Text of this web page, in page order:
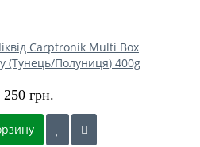
Carptronik Multi Box
(Тунець/Полуниця) 400g
250 грн.